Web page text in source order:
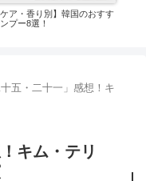
ケア・香り別】韓国のおすす
プー8選！
十五・二十一」感想！キ
キム・テリ